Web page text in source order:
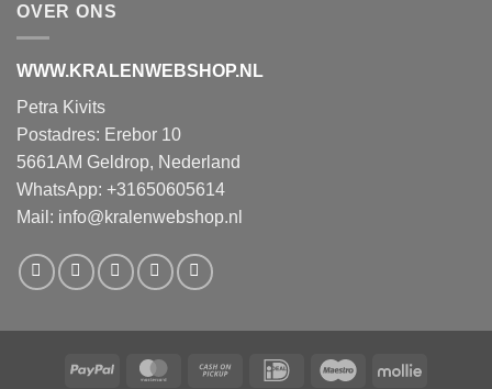
OVER ONS
WWW.KRALENWEBSHOP.NL
Petra Kivits
Postadres: Erebor 10
5661AM Geldrop, Nederland
WhatsApp: +31650605614
Mail: info@kralenwebshop.nl
PayPal MasterCardCash
IDeal Maestro Mollie